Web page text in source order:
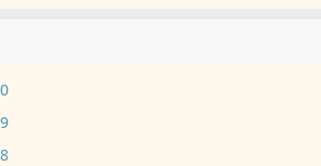
“温书，既然被我找到了，就别想再逃！”